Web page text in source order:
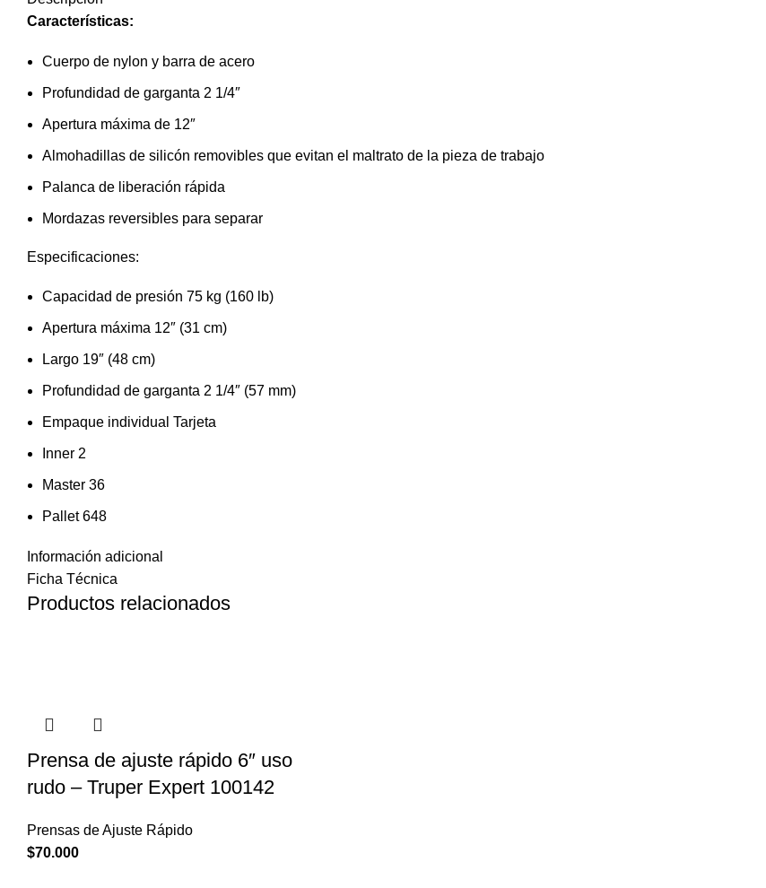
Características:
Cuerpo de nylon y barra de acero
Profundidad de garganta 2 1/4″
Apertura máxima de 12″
Almohadillas de silicón removibles que evitan el maltrato de la pieza de trabajo
Palanca de liberación rápida
Mordazas reversibles para separar
Especificaciones:
Capacidad de presión 75 kg (160 lb)
Apertura máxima 12″ (31 cm)
Largo 19″ (48 cm)
Profundidad de garganta 2 1/4″ (57 mm)
Empaque individual Tarjeta
Inner 2
Master 36
Pallet 648
Información adicional
Ficha Técnica
Productos relacionados
Prensa de ajuste rápido 6″ uso
rudo – Truper Expert 100142
Prensas de Ajuste Rápido
$70.000